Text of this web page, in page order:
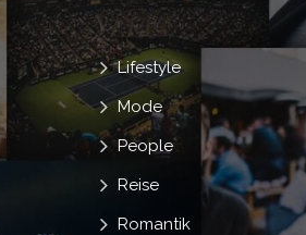
Lifestyle
Mode
People
Reise
Romantik